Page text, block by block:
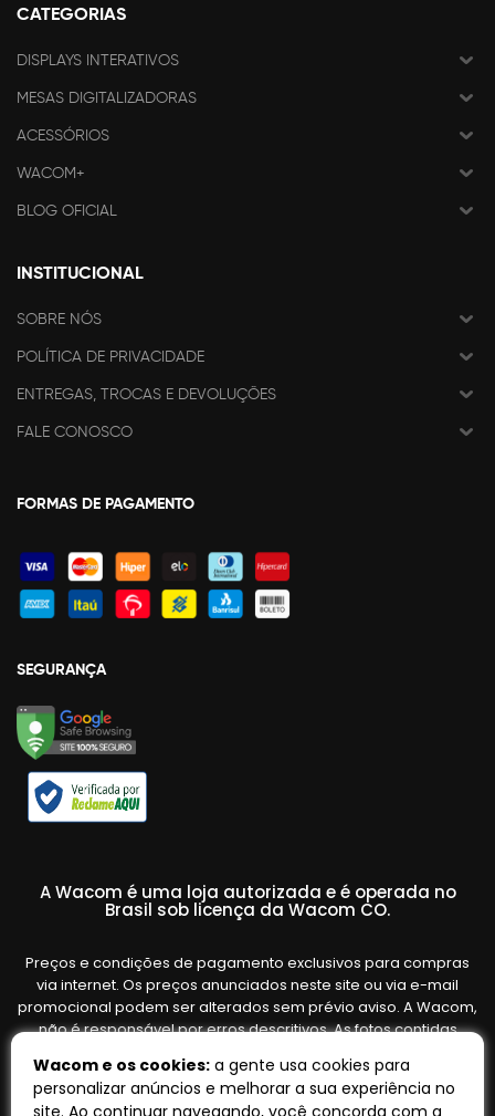
CATEGORIAS
DISPLAYS INTERATIVOS
MESAS DIGITALIZADORAS
ACESSÓRIOS
WACOM+
BLOG OFICIAL
INSTITUCIONAL
SOBRE NÓS
POLÍTICA DE PRIVACIDADE
ENTREGAS, TROCAS E DEVOLUÇÕES
FALE CONOSCO
FORMAS DE PAGAMENTO
SEGURANÇA
A Wacom é uma loja autorizada e é operada no
Brasil sob licença da Wacom CO.
Preços e condições de pagamento exclusivos para compras
via internet. Os preços anunciados neste site ou via e-mail
promocional podem ser alterados sem prévio aviso. A Wacom,
não é responsável por erros descritivos. As fotos contidas
variar de acordo com o fornecedor/lote do fabricante. Ofertas
válidas até o término de nossos estoques. Vendas sujeitas à
Wacom e os cookies: a gente usa cookies para
personalizar anúncios e melhorar a sua experiência no
site. Ao continuar navegando, você concorda com a